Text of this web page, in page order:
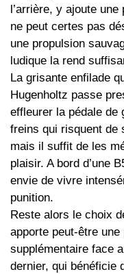
l’arrière, y ajoute
ne peut certes pas
une propulsion
ludique la rend
La grisante enfilade
Hugenholtz passe
effleurer la pédale de
freins qui risquent de
mais il suffit de les
plaisir. A bord d’une
envie de vivre
punition.
Reste alors le choix
apporte peut-être
supplémentaire face
dernier, qui bénéficie